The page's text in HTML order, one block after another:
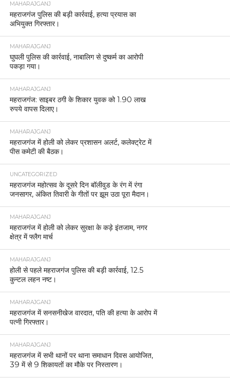
MAHARAJGANJ
महराजगंज पुलिस की बड़ी कार्रवाई, हत्या प्रयास का
अभियुक्त गिरफ्तार।
MAHARAJGANJ
घुघली पुलिस की कार्रवाई, नाबालिग से दुष्कर्म का आरोपी
पकड़ा गया।
MAHARAJGANJ
महराजगंज: साइबर ठगी के शिकार युवक को 1.90 लाख
रुपये वापस दिलाए।
MAHARAJGANJ
महराजगंज में होली को लेकर प्रशासन अलर्ट, कलेक्ट्रेट में
पीस कमेटी की बैठक।
UNCATEGORIZED
महराजगंज महोत्सव के दूसरे दिन बॉलीवुड के रंग में रंगा
जनसागर, अंकित तिवारी के गीतों पर झूम उठा पूरा मैदान।
MAHARAJGANJ
महराजगंज में होली को लेकर सुरक्षा के कड़े इंतजाम, नगर
क्षेत्र में फ्लैग मार्च
MAHARAJGANJ
होली से पहले महराजगंज पुलिस की बड़ी कार्रवाई, 12.5
कुन्टल लहन नष्ट।
MAHARAJGANJ
महराजगंज में सनसनीखेज वारदात, पति की हत्या के आरोप में
पत्नी गिरफ्तार।
MAHARAJGANJ
महराजगंज में सभी थानों पर थाना समाधान दिवस आयोजित,
39 में से 9 शिकायतों का मौके पर निस्तारण।